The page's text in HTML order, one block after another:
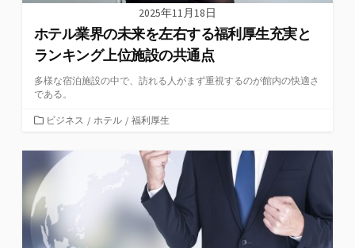
2025年11月18日
ホテル業界の未来を左右する福利厚生充実と
ランキング上位施設の共通点
多様な宿泊施設の中で、訪れる人がまず重視するのが館内の快適さ
である。
カ
ゴ
ー
ビジネス / ホテル / 福利厚生